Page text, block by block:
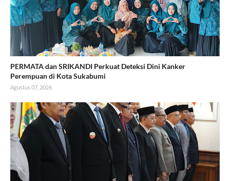
PERMATA dan SRIKANDI Perkuat Deteksi Dini Kanker
Perempuan di Kota Sukabumi
Agustus 07, 2026